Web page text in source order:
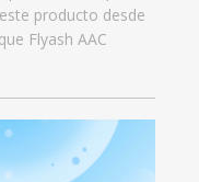
producto desde
Flyash AAC